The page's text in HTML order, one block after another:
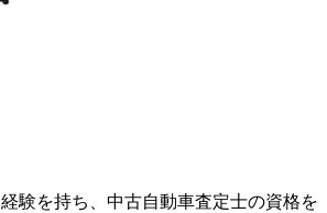
験を持ち、中古自動車査定士の資格を